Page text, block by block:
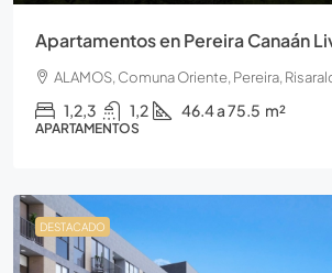
Apartamentos en Pereira Canaán
ALAMOS, Comuna Oriente, Pereira,
1,2,3 1,2 46.4 a 75.5 m²
APARTAMENTOS
DESTACADO